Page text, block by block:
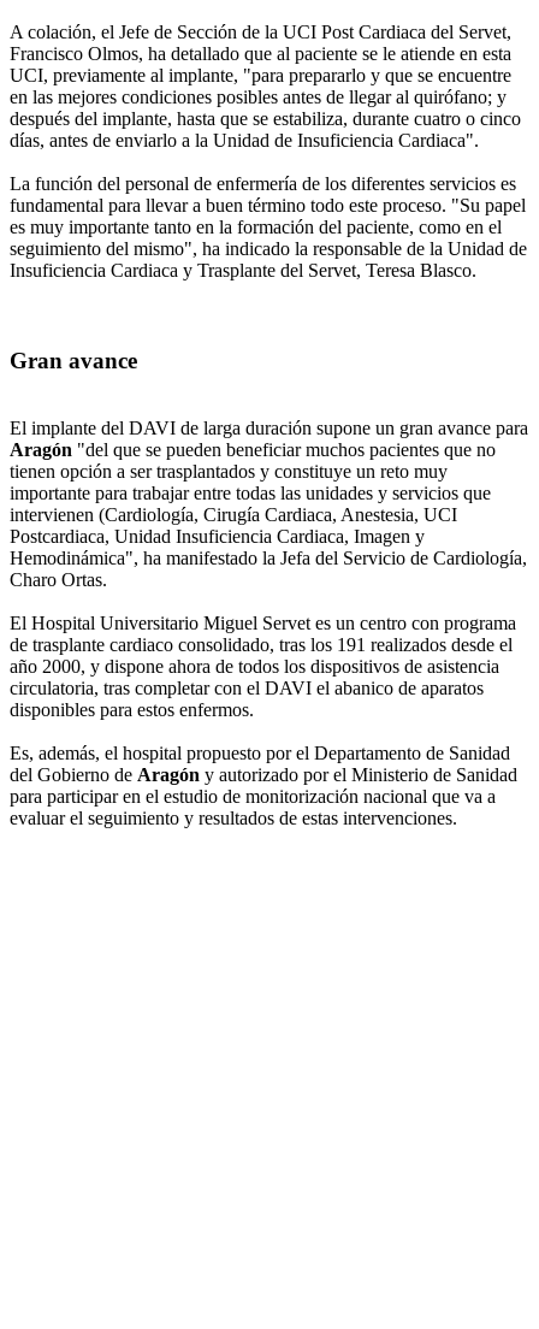
A colación, el Jefe de Sección de la UCI Post Cardiaca del Servet,
Francisco Olmos, ha detallado que al paciente se le atiende en esta
UCI, previamente al implante, "para prepararlo y que se encuentre
en las mejores condiciones posibles antes de llegar al quirófano; y
después del implante, hasta que se estabiliza, durante cuatro o cinco
días, antes de enviarlo a la Unidad de Insuficiencia Cardiaca".
La función del personal de enfermería de los diferentes servicios es
fundamental para llevar a buen término todo este proceso. "Su papel
es muy importante tanto en la formación del paciente, como en el
seguimiento del mismo", ha indicado la responsable de la Unidad de
Insuficiencia Cardiaca y Trasplante del Servet, Teresa Blasco.
Gran avance
El implante del DAVI de larga duración supone un gran avance para
Aragón "del que se pueden beneficiar muchos pacientes que no
tienen opción a ser trasplantados y constituye un reto muy
importante para trabajar entre todas las unidades y servicios que
intervienen (Cardiología, Cirugía Cardiaca, Anestesia, UCI
Postcardiaca, Unidad Insuficiencia Cardiaca, Imagen y
Hemodinámica", ha manifestado la Jefa del Servicio de Cardiología,
Charo Ortas.
El Hospital Universitario Miguel Servet es un centro con programa
de trasplante cardiaco consolidado, tras los 191 realizados desde el
año 2000, y dispone ahora de todos los dispositivos de asistencia
circulatoria, tras completar con el DAVI el abanico de aparatos
disponibles para estos enfermos.
Es, además, el hospital propuesto por el Departamento de Sanidad
del Gobierno de Aragón y autorizado por el Ministerio de Sanidad
para participar en el estudio de monitorización nacional que va a
evaluar el seguimiento y resultados de estas intervenciones.